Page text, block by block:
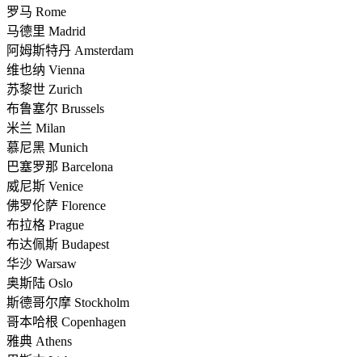
罗马 Rome
马德里 Madrid
阿姆斯特丹 Amsterdam
维也纳 Vienna
苏黎世 Zurich
布鲁塞尔 Brussels
米兰 Milan
慕尼黑 Munich
巴塞罗那 Barcelona
威尼斯 Venice
佛罗伦萨 Florence
布拉格 Prague
布达佩斯 Budapest
华沙 Warsaw
奥斯陆 Oslo
斯德哥尔摩 Stockholm
哥本哈根 Copenhagen
雅典 Athens